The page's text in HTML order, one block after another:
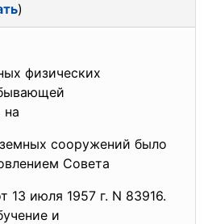
)
физических
сооружений было
Совета
июля 1957 г. N 83916.
и